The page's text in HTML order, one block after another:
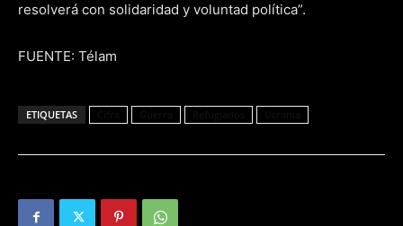
resolverá con solidaridad y voluntad política”.
FUENTE: Télam
ETIQUETAS